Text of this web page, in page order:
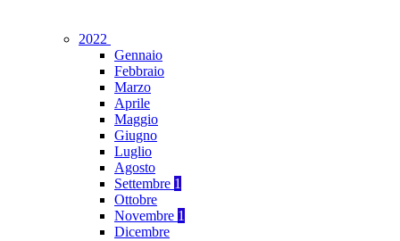
2022
Gennaio
Febbraio
Marzo
Aprile
Maggio
Giugno
Luglio
Agosto
Settembre 1
Ottobre
Novembre 1
Dicembre